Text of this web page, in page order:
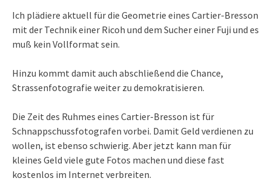
Ich plädiere aktuell für die Geometrie eines Cartier-Bresson
mit der Technik einer Ricoh und dem Sucher einer Fuji und es
muß kein Vollformat sein.
Hinzu kommt damit auch abschließend die Chance,
Strassenfotografie weiter zu demokratisieren.
Die Zeit des Ruhmes eines Cartier-Bresson ist für
Schnappschussfotografen vorbei. Damit Geld verdienen zu
wollen, ist ebenso schwierig. Aber jetzt kann man für
kleines Geld viele gute Fotos machen und diese fast
kostenlos im Internet verbreiten.